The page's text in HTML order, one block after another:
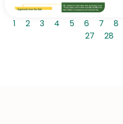
1 2 3 4 5 6 7 8
27
28